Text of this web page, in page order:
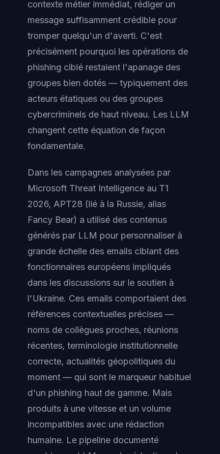
contexte métier immédiat, rédiger un
message suffisamment crédible pour
tromper quelqu'un d'averti. C'est
précisément pourquoi les opérations de
phishing ciblé restaient l'apanage des
groupes bien dotés — typiquement des
acteurs étatiques ou des groupes
cybercriminels de haut niveau. Les LLM
changent cette équation de façon
fondamentale.
Dans les campagnes analysées par
Microsoft Threat Intelligence au T1
2026, APT28 (lié à la Russie, alias
Fancy Bear) a utilisé des contenus
générés par LLM pour personnaliser à
grande échelle des emails ciblant des
fonctionnaires européens impliqués
dans les discussions sur le soutien à
l'Ukraine. Ces emails comportaient des
références contextuelles précises —
noms de collègues proches, réunions
récentes, terminologie institutionnelle
correcte, actualités géopolitiques du
moment — qui sont le marqueur habituel
d'un phishing haut de gamme. Mais
produits à une vitesse et un volume
incompatibles avec une rédaction
humaine. Le pipeline documenté